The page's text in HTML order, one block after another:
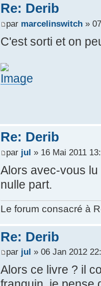
Re: Derib
par marcelinswitch»
C'est sorti et on
Re: Derib
par jul » 16 Mai 2011
Alors avec-vous
nulle part.
Le forum consacré à
Re: Derib
par jul » 06 Jan 2012
Alors ce livre ? il